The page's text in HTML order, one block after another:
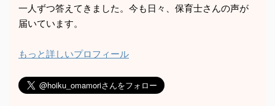
一人ずつ答えてきました。今も日々、保育士さんの声が
届いています。
もっと詳しいプロフィール